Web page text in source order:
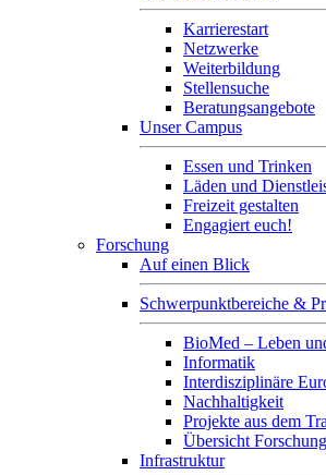
Karrierestart
Netzwerke
Weiterbildung
Stellensuche
Beratungsangebote
Unser Campus
Essen und Trinken
Läden und
Freizeit gestalten
Engagiert euch!
Forschung
Auf einen Blick
Schwerpunktbereiche &
BioMed – Leben
Informatik
Interdisziplinäre
Nachhaltigkeit
Projekte aus dem
Übersicht
Infrastruktur